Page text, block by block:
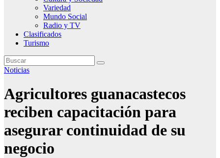
Variedad
Mundo Social
Radio y TV
Clasificados
Turismo
Noticias
Agricultores guanacastecos
reciben capacitación para
asegurar continuidad de su
negocio